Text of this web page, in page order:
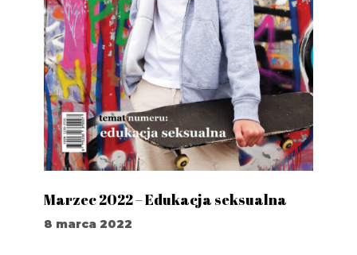
Marzec 2022 – Edukacja seksualna
8 marca 2022